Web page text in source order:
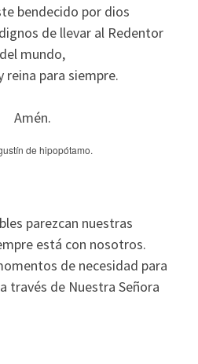
bendecido por dios
de llevar al Redentor
del mundo,
reina para siempre.
Amén.
de hipopótamo.
parezcan nuestras
está con nosotros.
de necesidad para
través de Nuestra Señora